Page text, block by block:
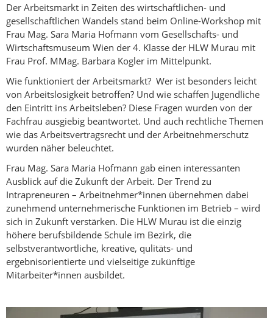
Der Arbeitsmarkt in Zeiten des wirtschaftlichen- und
gesellschaftlichen Wandels stand beim Online-Workshop mit
Frau Mag. Sara Maria Hofmann vom Gesellschafts- und
Wirtschaftsmuseum Wien der 4. Klasse der HLW Murau mit
Frau Prof. MMag. Barbara Kogler im Mittelpunkt.
Wie funktioniert der Arbeitsmarkt? Wer ist besonders leicht
von Arbeitslosigkeit betroffen? Und wie schaffen Jugendliche
den Eintritt ins Arbeitsleben? Diese Fragen wurden von der
Fachfrau ausgiebig beantwortet. Und auch rechtliche Themen
wie das Arbeitsvertragsrecht und der Arbeitnehmerschutz
wurden näher beleuchtet.
Frau Mag. Sara Maria Hofmann gab einen interessanten
Ausblick auf die Zukunft der Arbeit. Der Trend zu
Intrapreneuren – Arbeitnehmer*innen übernehmen dabei
zunehmend unternehmerische Funktionen im Betrieb – wird
sich in Zukunft verstärken. Die HLW Murau ist die einzig
höhere berufsbildende Schule im Bezirk, die
selbstverantwortliche, kreative, qulitäts- und
ergebnisorientierte und vielseitige zukünftige
Mitarbeiter*innen ausbildet.